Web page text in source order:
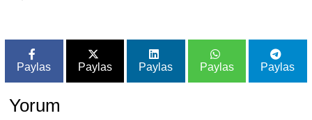
Paylas Paylas Paylas Paylas Paylas
Yorum